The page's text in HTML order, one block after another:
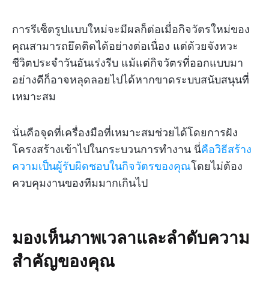
การรีเซ็ตรูปแบบใหม่จะมีผลก็ต่อเมื่อกิจวัตรใหม่ของ
คุณสามารถยึดติดได้อย่างต่อเนื่อง แต่ด้วยจังหวะ
ชีวิตประจำวันอันเร่งรีบ แม้แต่กิจวัตรที่ออกแบบมา
อย่างดีก็อาจหลุดลอยไปได้หากขาดระบบสนับสนุนที่
เหมาะสม
นั่นคือจุดที่เครื่องมือที่เหมาะสมช่วยได้โดยการฝัง
โครงสร้างเข้าไปในกระบวนการทำงาน นี่คือวิธีสร้าง
ความเป็นผู้รับผิดชอบในกิจวัตรของคุณโดยไม่ต้อง
ควบคุมงานของทีมมากเกินไป
มองเห็นภาพเวลาและลำดับความ
สำคัญของคุณ